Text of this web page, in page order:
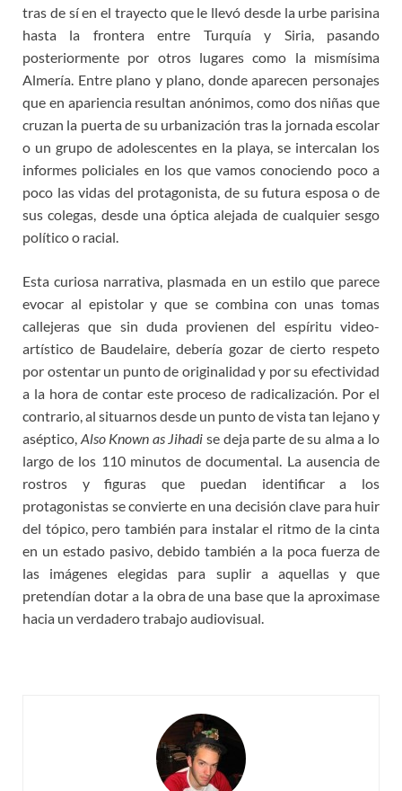
tras de sí en el trayecto que le llevó desde la urbe parisina
hasta la frontera entre Turquía y Siria, pasando
posteriormente por otros lugares como la mismísima
Almería. Entre plano y plano, donde aparecen personajes
que en apariencia resultan anónimos, como dos niñas que
cruzan la puerta de su urbanización tras la jornada escolar
o un grupo de adolescentes en la playa, se intercalan los
informes policiales en los que vamos conociendo poco a
poco las vidas del protagonista, de su futura esposa o de
sus colegas, desde una óptica alejada de cualquier sesgo
político o racial.
Esta curiosa narrativa, plasmada en un estilo que parece
evocar al epistolar y que se combina con unas tomas
callejeras que sin duda provienen del espíritu video-
artístico de Baudelaire, debería gozar de cierto respeto
por ostentar un punto de originalidad y por su efectividad
a la hora de contar este proceso de radicalización. Por el
contrario, al situarnos desde un punto de vista tan lejano y
aséptico, Also Known as Jihadi se deja parte de su alma a lo
largo de los 110 minutos de documental. La ausencia de
rostros y figuras que puedan identificar a los
protagonistas se convierte en una decisión clave para huir
del tópico, pero también para instalar el ritmo de la cinta
en un estado pasivo, debido también a la poca fuerza de
las imágenes elegidas para suplir a aquellas y que
pretendían dotar a la obra de una base que la aproximase
hacia un verdadero trabajo audiovisual.